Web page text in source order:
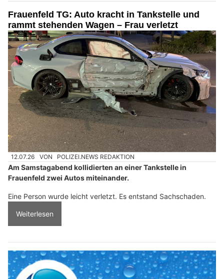
Frauenfeld TG: Auto kracht in Tankstelle und
rammt stehenden Wagen – Frau verletzt
12.07.26 VON POLIZEI.NEWS REDAKTION
Am Samstagabend kollidierten an einer Tankstelle in
Frauenfeld zwei Autos miteinander.
Eine Person wurde leicht verletzt. Es entstand Sachschaden.
Weiterlesen